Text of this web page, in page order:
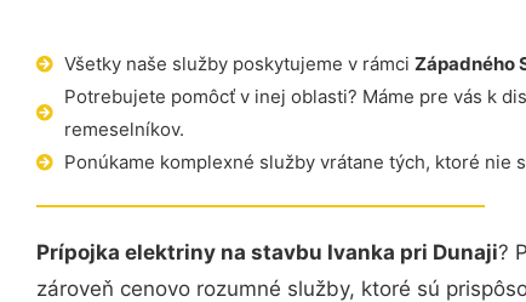
Všetky naše služby poskytujeme v rámci Západného
Potrebujete pomôcť v inej oblasti? Máme pre vás k
remeselníkov.
Ponúkame komplexné služby vrátane tých, ktoré nie
Prípojka elektriny na stavbu Ivanka pri Dunaji?
zároveň cenovo rozumné služby, ktoré sú